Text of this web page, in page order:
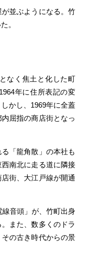
並ぶようになる。竹
。
なく焦土と化した町
年に住所表記の変
かし、1969年に全蓋
屈指の商店街となっ
「龍角散」の本社も
南北に走る道に隣接
街、大江戸線が開通
音頭」が、竹町出身
また、数多くのドラ
の古き時代からの景